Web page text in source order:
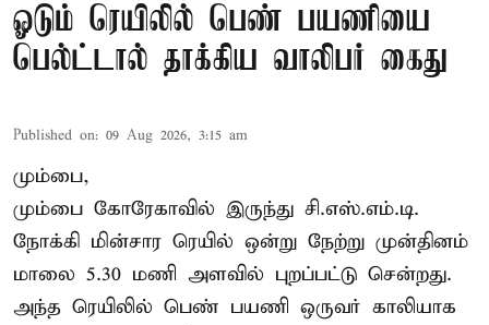
ஓடும் ரெயிலில் பெண் பயணியை
பெல்ட்டால் தாக்கிய வாலிபர் கைது
Published on: 09 Aug 2026, 3:15 am
மும்பை,
மும்பை கோரேகாவில் இருந்து சி.எஸ்.எம்.டி.
நோக்கி மின்சார ரெயில் ஒன்று நேற்று முன்தினம்
மாலை 5.30 மணி அளவில் புறப்பட்டு சென்றது.
அந்த ரெயிலில் பெண் பயணி ஒருவர் காலியாக